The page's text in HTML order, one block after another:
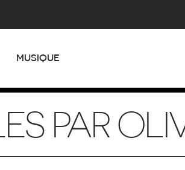
MUSIQUE
PAR